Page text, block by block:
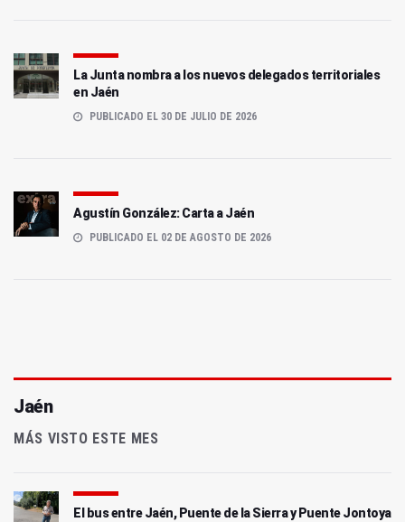
La Junta nombra a los nuevos delegados territoriales
en Jaén
PUBLICADO EL 30 DE JULIO DE 2026
Agustín González: Carta a Jaén
PUBLICADO EL 02 DE AGOSTO DE 2026
Jaén
MÁS VISTO ESTE MES
El bus entre Jaén, Puente de la Sierra y Puente Jontoya